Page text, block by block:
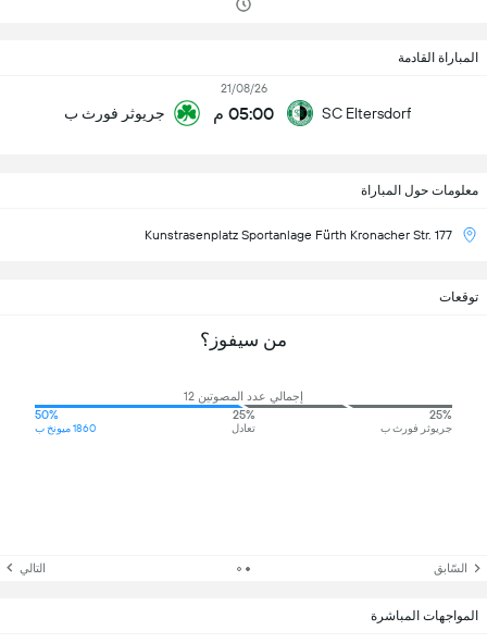
المباراة القادمة
SC Eltersdorf
21/08/26
05:00 م جريوثر فورث ب
معلومات حول المباراة
Kunstrasenplatz Sportanlage Fürth Kronacher Str. 177
توقعات
من سيفوز؟
إجمالي عدد المصوتين 12
25%
جريوثر فورث ب
25%
تعادل
50%
1860 ميونخ ب
السّابق التالي
المواجهات المباشرة